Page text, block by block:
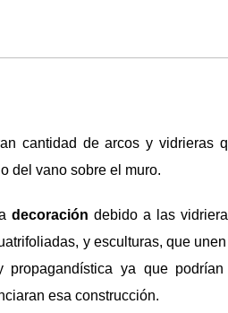
cantidad de arcos y vidrieras
del vano sobre el muro.
decoración debido a las
y esculturas, que
ya que podrían
esa construcción.